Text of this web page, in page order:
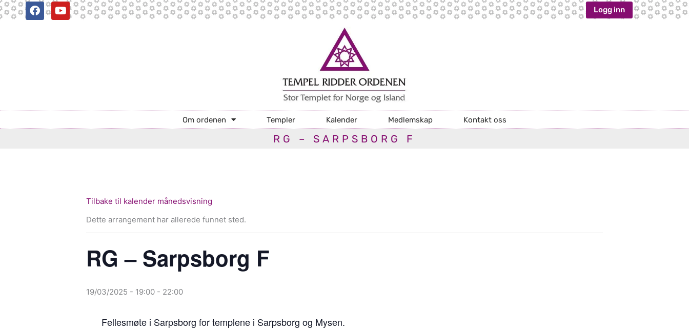
Hopp
rett
F
a
Y
o
Logg inn
Om ordenen Templer Kalender Medlemskap Kontakt oss
RG – SARPSBORG F
Tilbake til kalender månedsvisning
Dette arrangement har allerede funnet sted.
RG – Sarpsborg F
19/03/2025 - 19:00 - 22:00
Fellesmøte i Sarpsborg for templene i Sarpsborg og Mysen.